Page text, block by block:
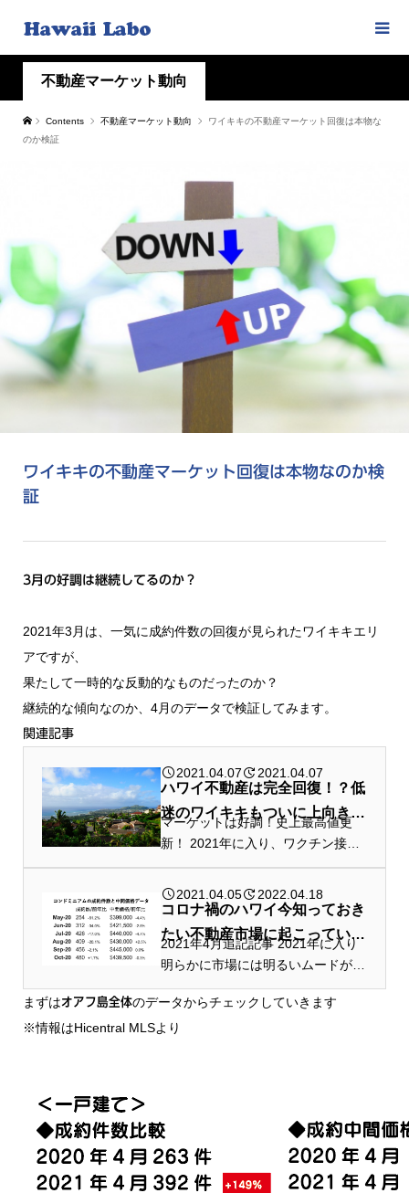
不動産マーケット動向
Contents 不動産マーケット動向
ワイキキの不動産マーケット回復は本物な
のか検証
ワイキキの不動産マーケット回復は本物なのか検
証
3月の好調は継続してるのか？
2021年3月は、一気に成約件数の回復が見られたワイキキエリ
アですが、
果たして一時的な反動的なものだったのか？
継続的な傾向なのか、4月のデータで検証してみます。
関連記事
2021.04.07 2021.04.07
ハワイ不動産は完全回復！？低
迷のワイキキもついに上向き
へ！
マーケットは好調！史上最高値更
新！ 2021年に入り、ワクチン接種
の開始など明るいニュースも増えた
事により、一気に風向きが変わりま
した。 ハワイの不動産マーケット
については、これまで当サイトでも
何度か...
2021.04.05 2022.04.18
コロナ禍のハワイ今知っておき
たい不動産市場に起こっている
事｜2021年4月
2021年4月追記記事 2021年に入り
明らかに市場には明るいムードが溢
れて居るハワイ不動産マーケットで
す。 ハワイ州のエスクロー会社の
大手「タイトルギャランティーエス
まずはオアフ島全体のデータからチェックしていきます
※情報はHicentral MLSより